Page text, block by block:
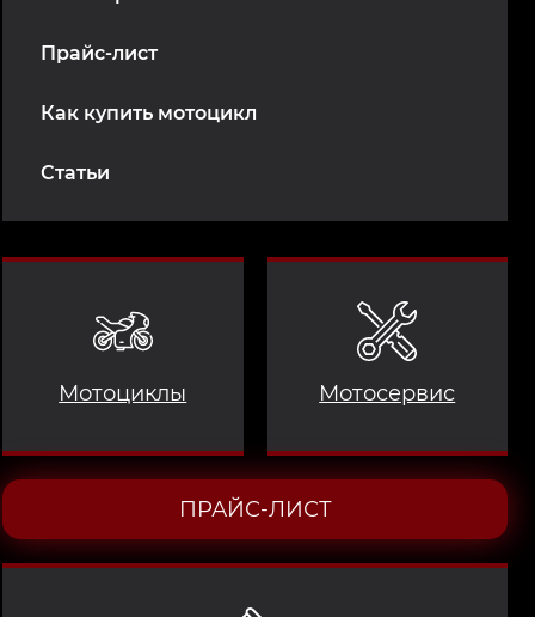
Прайс-лист
Как купить мотоцикл
Статьи
Мотоциклы Мотосервис
ПРАЙС-ЛИСТ